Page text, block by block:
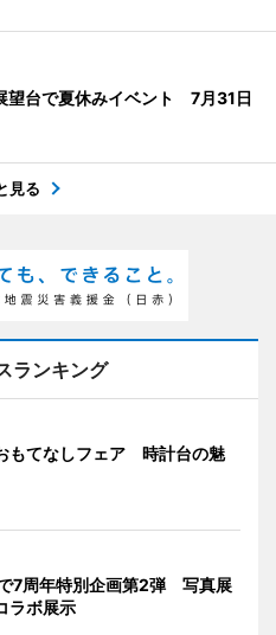
望台で夏休みイベント 7月31日
見る
ランキング
もてなしフェア 時計台の魅
7周年特別企画第2弾 写真展
ラボ展示